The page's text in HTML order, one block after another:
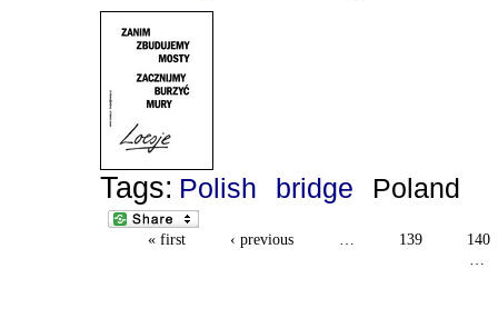
Tags: Polish bridge Poland
« first ‹ previous … 139
140
…